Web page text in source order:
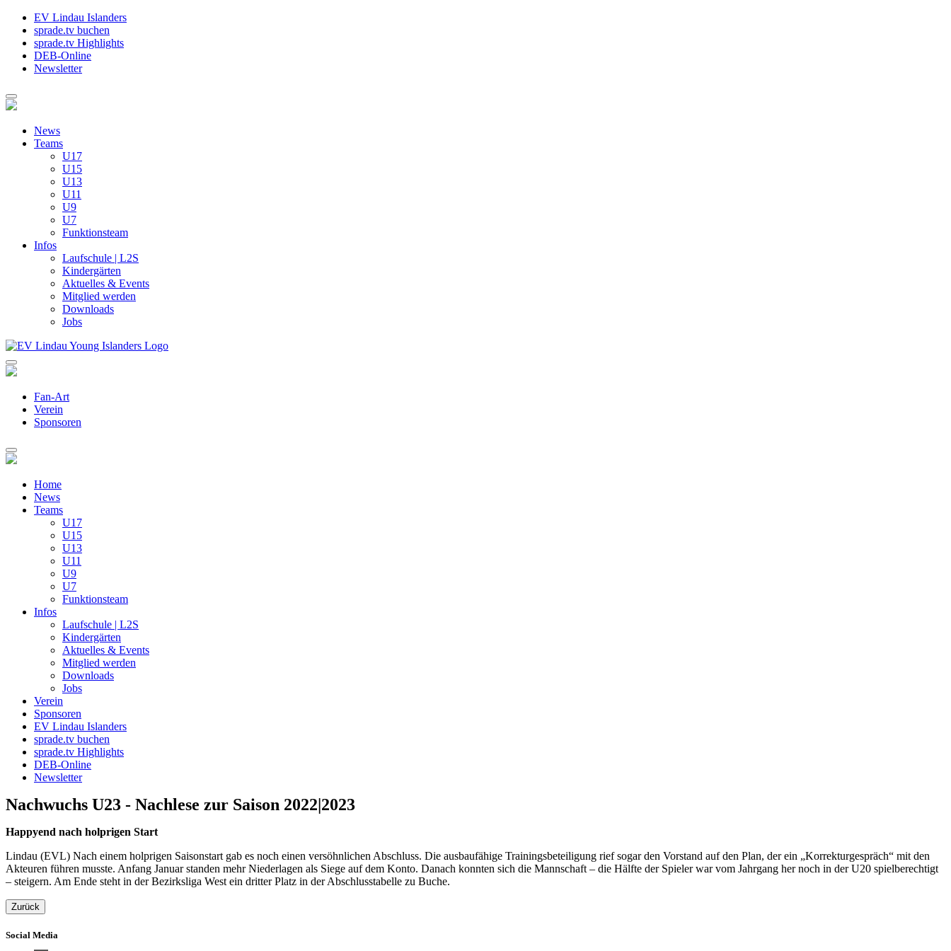
EV Lindau Islanders
sprade.tv buchen
sprade.tv Highlights
DEB-Online
Newsletter
News
Teams
U17
U15
U13
U11
U9
U7
Funktionsteam
Infos
Laufschule | L2S
Kindergärten
Aktuelles & Events
Mitglied werden
Downloads
Jobs
Fan-Art
Verein
Sponsoren
Home
News
Teams
U17
U15
U13
U11
U9
U7
Funktionsteam
Infos
Laufschule | L2S
Kindergärten
Aktuelles & Events
Mitglied werden
Downloads
Jobs
Verein
Sponsoren
EV Lindau Islanders
sprade.tv buchen
sprade.tv Highlights
DEB-Online
Newsletter
Nachwuchs U23 - Nachlese zur Saison 2022|2023
Happyend nach holprigen Start
Lindau (EVL) Nach einem holprigen Saisonstart gab es noch einen versöhnlichen Abschluss. Die ausbaufähige Trainingsbeteiligung rief sogar den Vorstand auf den Plan, der ein „Korrekturgespräch“ mit den
Akteuren führen musste. Anfang Januar standen mehr Niederlagen als Siege auf dem Konto. Danach konnten sich die Mannschaft – die Hälfte der Spieler war vom Jahrgang her noch in der U20 spielberechtigt
– steigern. Am Ende steht in der Bezirksliga West ein dritter Platz in der Abschlusstabelle zu Buche.
Zurück
Social Media